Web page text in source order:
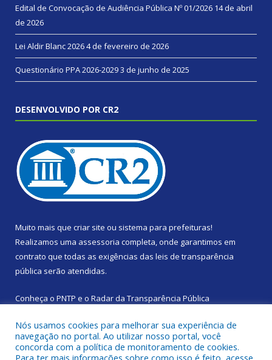
Edital de Convocação de Audiência Pública Nº 01/2026 14 de abril
de 2026
Lei Aldir Blanc 20264 de fevereiro de 2026
Questionário PPA 2026-20293 de junho de 2025
DESENVOLVIDO POR CR2
Muito mais que criar site ou sistema para prefeituras!
Realizamos uma assessoria completa, onde garantimos em
contrato que todas as exigências das leis de transparência
pública serão atendidas.
Conheça o PNTP e o Radar da Transparência Pública
Nós usamos cookies para melhorar sua experiência de
navegação no portal. Ao utilizar nosso portal, você
concorda com a política de monitoramento de cookies.
Para ter mais informações sobre como isso é feito, acesse